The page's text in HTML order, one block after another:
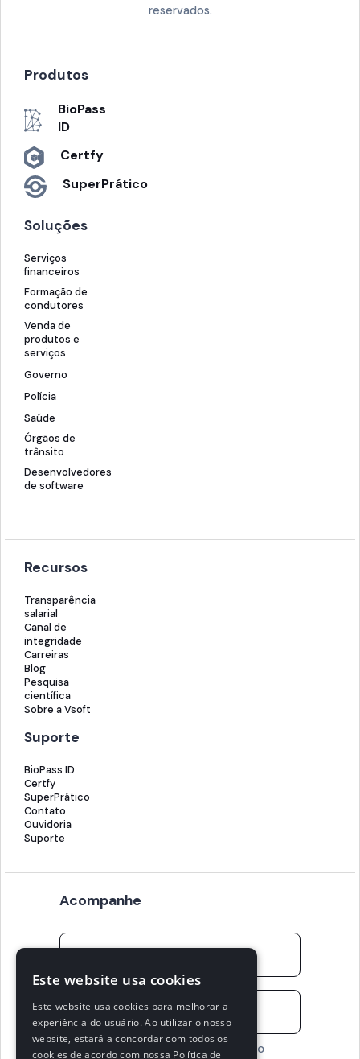
reservados.
Produtos
BioPass
ID
Certfy
SuperPrático
Soluções
Serviços
financeiros
Formação de
condutores
Venda de
produtos e
serviços
Governo
Polícia
Saúde
Órgãos de
trânsito
Desenvolvedores
de software
Recursos
Transparência
salarial
Canal de
integridade
Carreiras
Blog
Pesquisa
científica
Sobre a Vsoft
Suporte
BioPass ID
Certfy
SuperPrático
Contato
Ouvidoria
Suporte
Acompanhe
Concordo em receber conteúdo
Este website usa cookies
Este website usa cookies para melhorar a
experiência do usuário. Ao utilizar o nosso
website, estará a concordar com todos os
cookies de acordo com nossa Política de